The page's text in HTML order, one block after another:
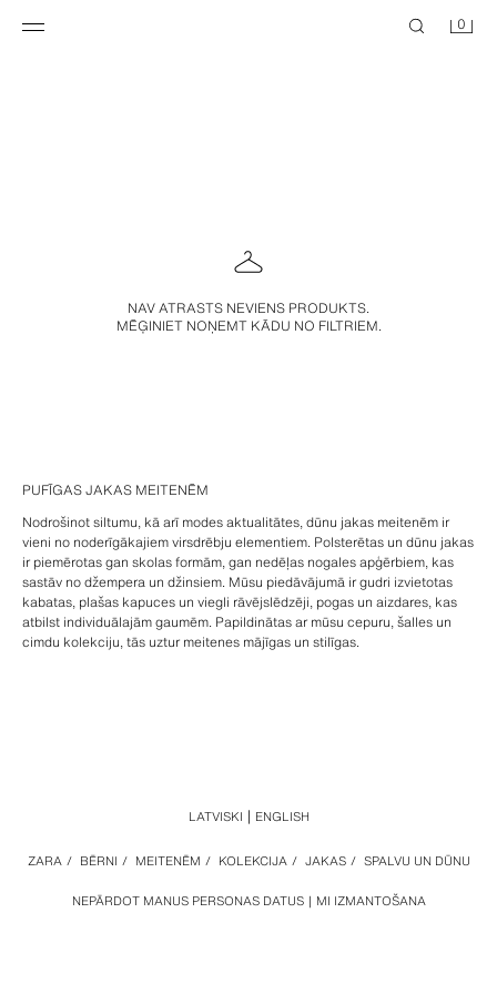
0
NAV ATRASTS NEVIENS PRODUKTS.
MĒĢINIET NOŅEMT KĀDU NO FILTRIEM.
PUFĪGAS JAKAS MEITENĒM
Nodrošinot siltumu, kā arī modes aktualitātes, dūnu jakas meitenēm ir
vieni no noderīgākajiem virsdrēbju elementiem. Polsterētas un dūnu jakas
ir piemērotas gan skolas formām, gan nedēļas nogales apģērbiem, kas
sastāv no džempera un džinsiem. Mūsu piedāvājumā ir gudri izvietotas
kabatas, plašas kapuces un viegli rāvējslēdzēji, pogas un aizdares, kas
atbilst individuālajām gaumēm. Papildinātas ar mūsu cepuru, šalles un
cimdu kolekciju, tās uztur meitenes mājīgas un stilīgas.
NEPĀRDOT MANUS PERSONAS DATUS MI IZMANTOŠANA
ZARA / BĒRNI / MEITENĒM / KOLEKCIJA / JAKAS / SPALVU UN DŪNU
LATVISKI ENGLISH